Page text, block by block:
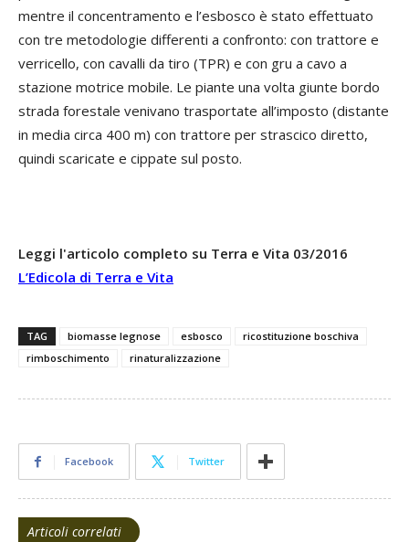
mentre il concentramento e l’esbosco è stato effettuato
con tre metodologie differenti a confronto: con trattore e
verricello, con cavalli da tiro (TPR) e con gru a cavo a
stazione motrice mobile. Le piante una volta giunte bordo
strada forestale venivano trasportate all’imposto (distante
in media circa 400 m) con trattore per strascico diretto,
quindi scaricate e cippate sul posto.
Leggi l'articolo completo su Terra e Vita 03/2016
L’Edicola di Terra e Vita
TAG biomasse legnose esbosco
ricostituzione boschiva
rimboschimento
rinaturalizzazione
Facebook Twitter
Articoli correlati